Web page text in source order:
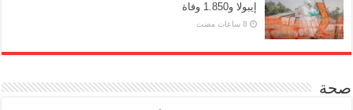
إيبولا و1.850 وفاة
صحة